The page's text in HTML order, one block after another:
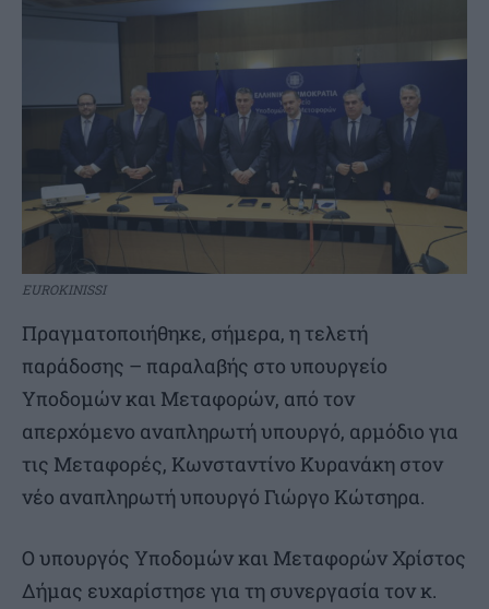
EUROKINISSI
Πραγματοποιήθηκε, σήμερα, η τελετή
παράδοσης – παραλαβής στο υπουργείο
Υποδομών και Μεταφορών, από τον
απερχόμενο αναπληρωτή υπουργό, αρμόδιο για
τις Μεταφορές, Κωνσταντίνο Κυρανάκη στον
νέο αναπληρωτή υπουργό Γιώργο Κώτσηρα.
Ο υπουργός Υποδομών και Μεταφορών Χρίστος
Δήμας ευχαρίστησε για τη συνεργασία τον κ.